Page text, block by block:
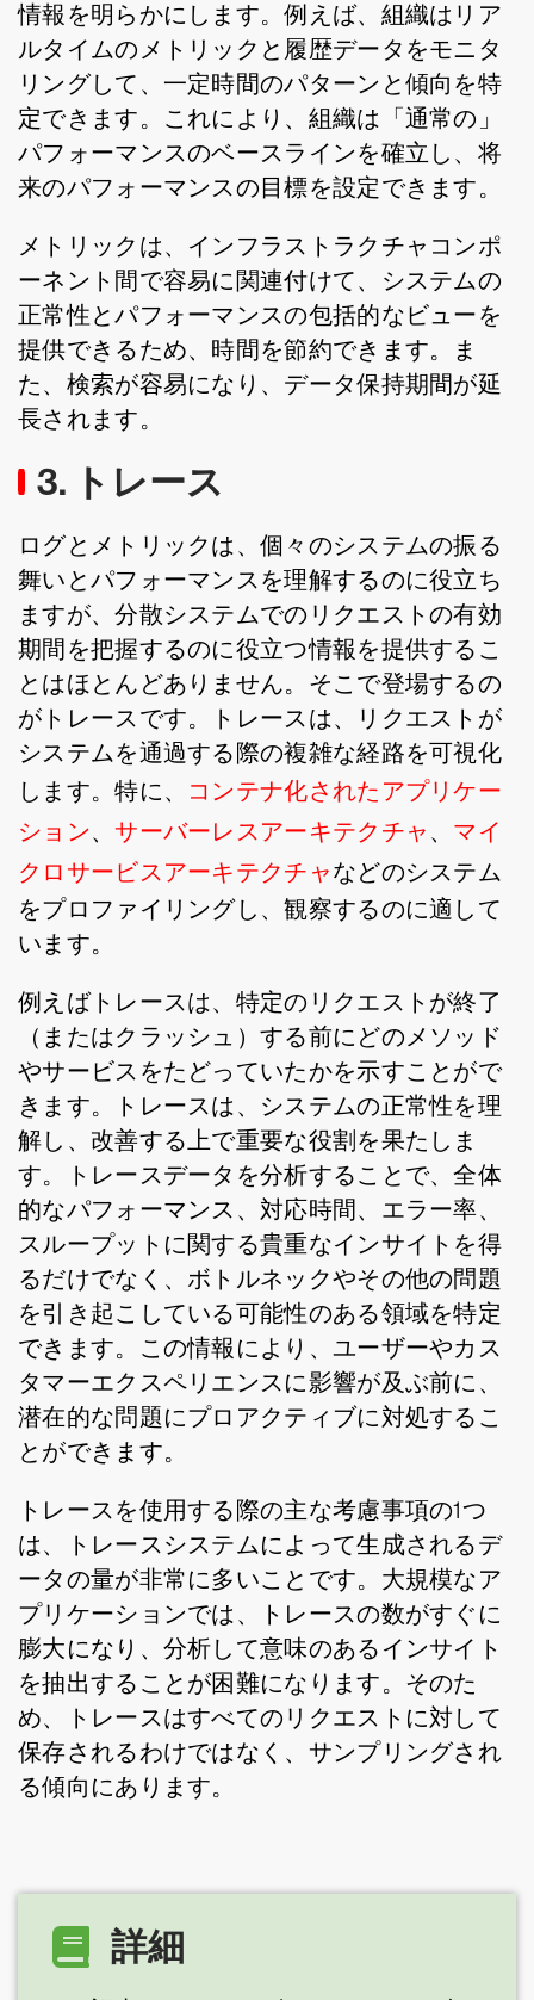
情報を明らかにします。例えば、組織はリア
ルタイムのメトリックと履歴データをモニタ
リングして、一定時間のパターンと傾向を特
定できます。これにより、組織は「通常の」
パフォーマンスのベースラインを確立し、将
来のパフォーマンスの目標を設定できます。
メトリックは、インフラストラクチャコンポ
ーネント間で容易に関連付けて、システムの
正常性とパフォーマンスの包括的なビューを
提供できるため、時間を節約できます。ま
た、検索が容易になり、データ保持期間が延
長されます。
3. トレース
ログとメトリックは、個々のシステムの振る
舞いとパフォーマンスを理解するのに役立ち
ますが、分散システムでのリクエストの有効
期間を把握するのに役立つ情報を提供するこ
とはほとんどありません。そこで登場するの
がトレースです。トレースは、リクエストが
システムを通過する際の複雑な経路を可視化
します。特に、
コンテナ化されたアプリケー
ション、サーバーレスアーキテクチャ 、 マイ
クロサービスアーキテクチャなどのシステム
をプロファイリングし、観察するのに適して
います。
例えばトレースは、特定のリクエストが終了
（またはクラッシュ）する前にどのメソッド
やサービスをたどっていたかを示すことがで
きます。トレースは、システムの正常性を理
解し、改善する上で重要な役割を果たしま
す。トレースデータを分析することで、全体
的なパフォーマンス、対応時間、エラー率、
スループットに関する貴重なインサイトを得
るだけでなく、ボトルネックやその他の問題
を引き起こしている可能性のある領域を特定
できます。この情報により、ユーザーやカス
タマーエクスペリエンスに影響が及ぶ前に、
潜在的な問題にプロアクティブに対処するこ
とができます。
トレースを使用する際の主な考慮事項の1つ
は、トレースシステムによって生成されるデ
ータの量が非常に多いことです。大規模なア
プリケーションでは、トレースの数がすぐに
膨大になり、分析して意味のあるインサイト
を抽出することが困難になります。そのた
め、トレースはすべてのリクエストに対して
保存されるわけではなく、サンプリングされ
る傾向にあります。
詳細